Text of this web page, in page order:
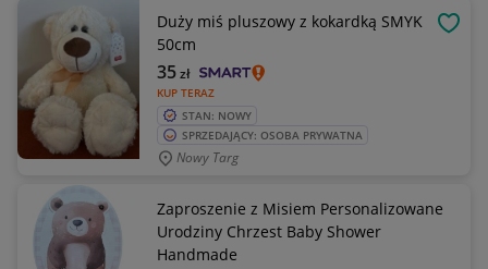
Duży miś pluszowy z kokardką SMYK
50cm
KUP TERAZ
35zł
STAN: NOWY
SPRZEDAJĄCY: OSOBA PRYWATNA
Nowy Targ
Zaproszenie z Misiem Personalizowane
Urodziny Chrzest Baby Shower
Handmade